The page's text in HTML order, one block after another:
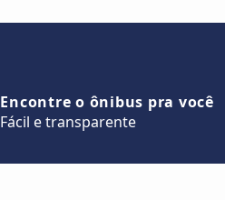
Encontre o ônibus pra você
Fácil e transparente